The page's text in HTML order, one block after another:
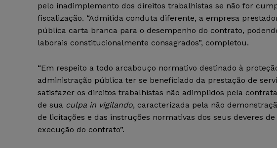
pelo inadimplemento dos direitos trabalhistas se não for
fiscalização. “Admitida conduta diferente, a empresa
pública carta branca para o desempenho do contrato,
laborais constitucionalmente consagrados”, completou.
“Em respeito a todo arcabouço normativo destinado à
administração pública ter se beneficiado da prestação de
satisfazer os direitos trabalhistas não adimplidos pela
de sua culpa in vigilando, caracterizada pela não
de licitações e das instruções normativas dos seus deveres
execução do contrato”.